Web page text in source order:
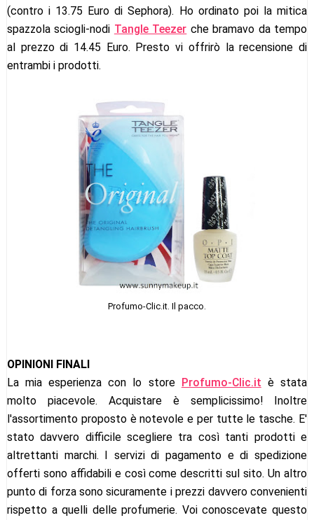
(contro i 13.75 Euro di Sephora). Ho ordinato poi la mitica
spazzola sciogli-nodi Tangle Teezer che bramavo da tempo
al prezzo di 14.45 Euro. Presto vi offrirò la recensione di
entrambi i prodotti.
Profumo-Clic.it. Il pacco.
OPINIONI FINALI
La mia esperienza con lo store Profumo-Clic.it è stata
molto piacevole. Acquistare è semplicissimo! Inoltre
l'assortimento proposto è notevole e per tutte le tasche. E'
stato davvero difficile scegliere tra così tanti prodotti e
altrettanti marchi. I servizi di pagamento e di spedizione
offerti sono affidabili e così come descritti sul sito. Un altro
punto di forza sono sicuramente i prezzi davvero convenienti
rispetto a quelli delle profumerie. Voi conoscevate questo